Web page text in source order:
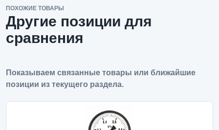
ПОХОЖИЕ ТОВАРЫ
Другие позиции для
сравнения
Показываем связанные товары или ближайшие
позиции из текущего раздела.